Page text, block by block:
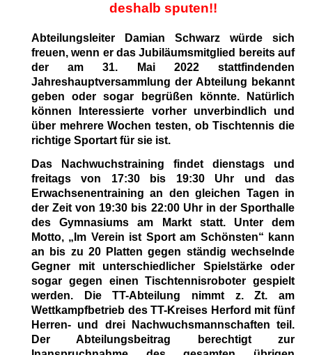
deshalb sputen!!
Abteilungsleiter Damian Schwarz würde sich
freuen, wenn er das Jubiläumsmitglied bereits auf
der am 31. Mai 2022 stattfindenden
Jahreshauptversammlung der Abteilung bekannt
geben oder sogar begrüßen könnte. Natürlich
können Interessierte vorher unverbindlich und
über mehrere Wochen testen, ob Tischtennis die
richtige Sportart für sie ist.
Das Nachwuchstraining findet dienstags und
freitags von 17:30 bis 19:30 Uhr und das
Erwachsenentraining an den gleichen Tagen in
der Zeit von 19:30 bis 22:00 Uhr in der Sporthalle
des Gymnasiums am Markt statt. Unter dem
Motto, „Im Verein ist Sport am Schönsten“ kann
an bis zu 20 Platten gegen ständig wechselnde
Gegner mit unterschiedlicher Spielstärke oder
sogar gegen einen Tischtennisroboter gespielt
werden. Die TT-Abteilung nimmt z. Zt. am
Wettkampfbetrieb des TT-Kreises Herford mit fünf
Herren- und drei Nachwuchsmannschaften teil.
Der Abteilungsbeitrag berechtigt zur